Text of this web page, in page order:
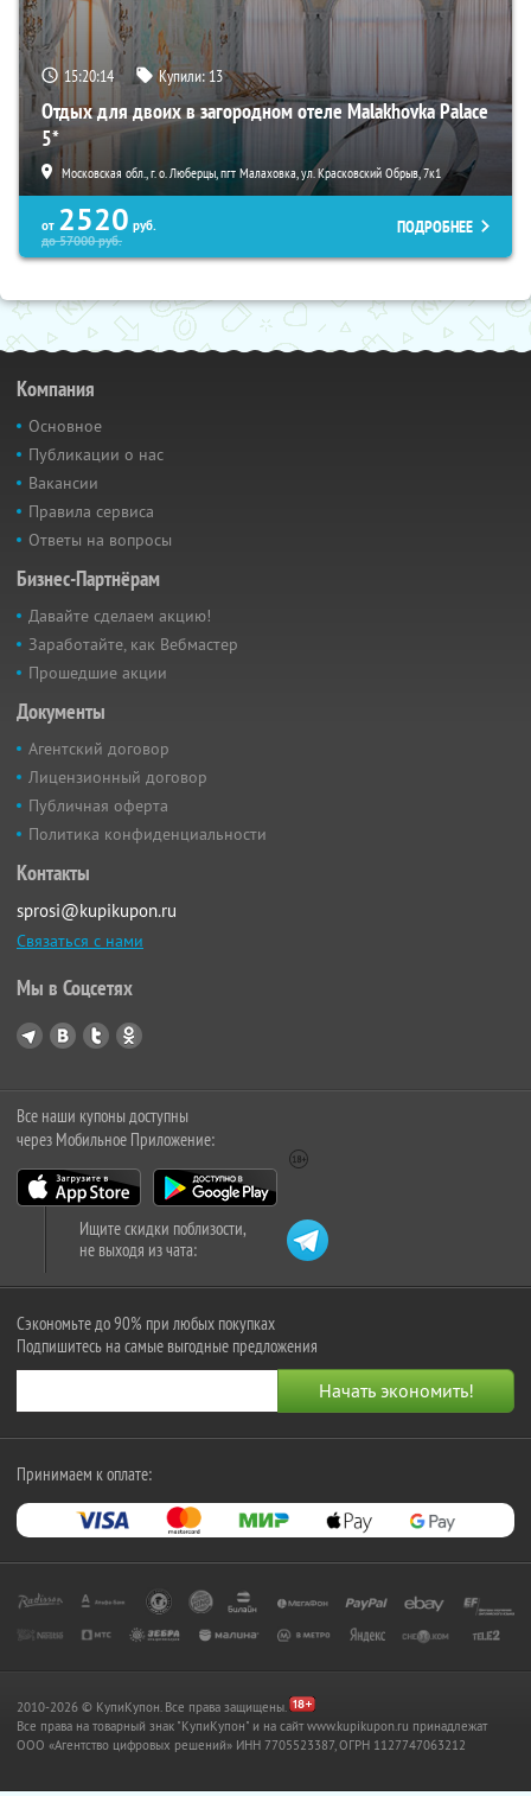
15:20:12 Купили:13
Отдых для двоих в загородном отеле Malakhovka Palace
5*
Московская обл., г. о. Люберцы, пгт Малаховка, ул. Красковский Обрыв, 7к1
от 2520 руб.
до57000руб.
ПОДРОБНЕЕ
Компания
Основное
Публикации о нас
Вакансии
Правила сервиса
Ответы на вопросы
Бизнес-Партнёрам
Давайте сделаем акцию!
Заработайте, как Вебмастер
Прошедшие акции
Документы
Агентский договор
Лицензионный договор
Публичная оферта
Политика конфиденциальности
Контакты
sprosi@kupikupon.ru
Связаться с нами
Мы в Соцсетях
Все наши купоны доступны
через Мобильное Приложение:
Ищите скидки поблизости,
не выходя из чата:
Сэкономьте до 90% при любых покупках
Подпишитесь на самые выгодные предложения
Принимаем к оплате:
2010-2026 © КупиКупон. Все права защищены.
Все права на товарный знак "КупиКупон" и на сайт www.kupikupon.ru принадлежат
OOO «Агентство цифровых решений» ИНН 7705523387, ОГРН 1127747063212